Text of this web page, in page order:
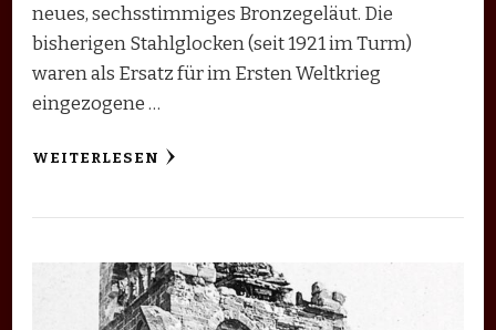
neues, sechsstimmiges Bronzegeläut. Die
bisherigen Stahlglocken (seit 1921 im Turm)
waren als Ersatz für im Ersten Weltkrieg
eingezogene …
WEITERLESEN